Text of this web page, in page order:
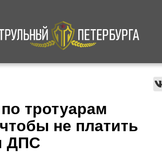
Происшествия
тротуарам
не платить
ДПС